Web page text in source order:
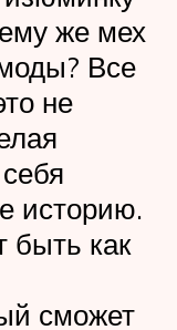
же мех
Все
не
историю.
быть как
сможет